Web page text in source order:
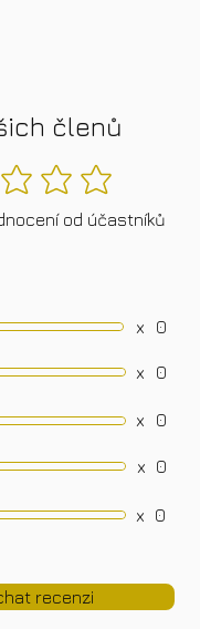
členů
hodnocení
od účastníků
x 0
x 0
x 0
x 0
x 0
recenzi